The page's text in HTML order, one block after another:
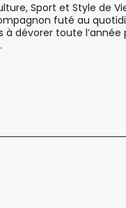
Sport et Style de
futé au
à dévorer toute